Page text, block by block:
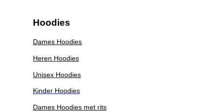
Hoodies
Dames Hoodies
Heren Hoodies
Unisex Hoodies
Kinder Hoodies
Dames Hoodies met rits